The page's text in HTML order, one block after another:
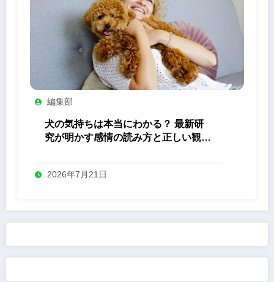
編集部
犬の気持ちは本当にわかる？ 最新研
究が明かす感情の読み方と正しい観察
2026年7月21日